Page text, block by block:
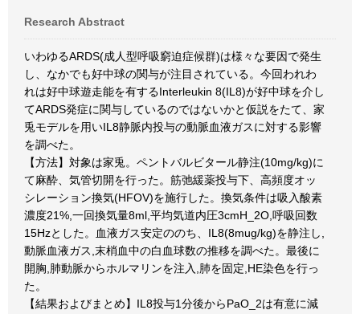
Research Abstract
いわゆるARDS(成人型呼吸窮迫症候群)は様々な要因で発生
し、なかでも好中球の関与が注目されている。今回われわ
れは好中球遊走能を有するInterleukin 8(IL8)が好中球を介し
てARDS発症に関与しているのではないかと仮説をたて、家
兎モデルを用いIL8静脈内投与の動脈血液ガスに対する影響
を調べた。
【方法】対象は家兎。ペントバルビタール静注(10mg/kg)に
て麻酔、気管切開を行った。筋弛緩薬投与下、高頻度オッ
シレーション換気(HFOV)を施行した。換気条件は吸入酸素
濃度21%,一回換気量8ml,平均気道内圧3cmH_2O,呼吸回数
15Hzとした。血液ガス安定ののち、IL8(8mug/kg)を静注し,
動脈血液ガス,末梢血中の白血球数の推移を調べた。最後に
開胸,肺動脈からホルマリンを注入,肺を固定,HE染色を行っ
た。
【結果およびまとめ】IL8投与1分後からPaO_2は有意に減